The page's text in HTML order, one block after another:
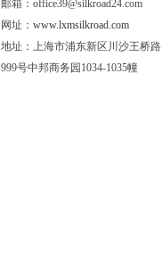
邮箱：office39@silkroad24.com
网址： www.lxmsilkroad.com
地址：上海市浦东新区川沙王桥路
999号中邦商务园1034-1035幢